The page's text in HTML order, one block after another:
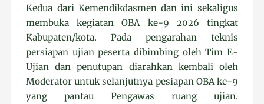
Kedua dari Kemendikdasmen dan ini sekaligus
membuka kegiatan OBA ke-9 2026 tingkat
Kabupaten/kota. Pada pengarahan teknis
persiapan ujian peserta dibimbing oleh Tim E-
Ujian dan penutupan diarahkan kembali oleh
Moderator untuk selanjutnya pesiapan OBA ke-9
yang pantau Pengawas ruang ujian.